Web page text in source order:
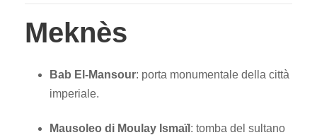
Meknès
Bab El-Mansour: porta monumentale della città
imperiale.
Mausoleo di Moulay Ismaïl : tomba del sultano